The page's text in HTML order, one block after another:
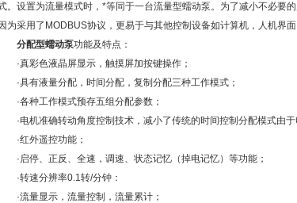
。设置为流量模式时，*等同于一台流量型蠕动泵。为了减小不必要
因为采用了MODBUS协议，更易于与其他控制设备如计算机，人机界面
分配型蠕动泵功能及特点：
·真彩色液晶屏显示，触摸屏加按键操作；
·具有液量分配，时间分配，复制分配三种工作模式；
·各种工作模式预存五组分配参数；
·电机准确转动角度控制技术，减小了传统的时间控制分配模式由于
·红外遥控功能；
·启停、正反、全速，调速、状态记忆（掉电记忆）等功能；
·转速分辨率0.1转/分钟：
·流量显示，流量控制，流量累计；